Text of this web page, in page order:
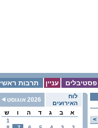
תרבות ראשי עניין פסטיבלים
לוח
האירועים
2026 אוגוסט
א
ב ג ד ה ו ש
1